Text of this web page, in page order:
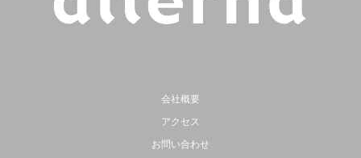
会社概要
アクセス
お問い合わせ